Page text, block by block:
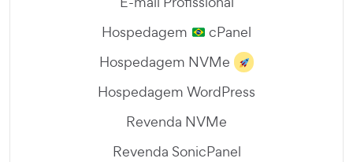
Hospedagem
cPanel
Hospedagem NVMe
Hospedagem WordPress
Revenda NVMe
Revenda SonicPanel